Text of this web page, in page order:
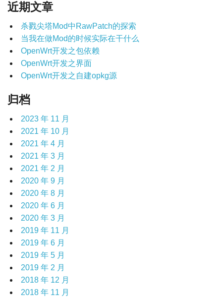
近期文章
杀戮尖塔Mod中RawPatch的探索
当我在做Mod的时候实际在干什么
OpenWrt开发之包依赖
OpenWrt开发之界面
OpenWrt开发之自建opkg源
归档
2023 年 11 月
2021 年 10 月
2021 年 4 月
2021 年 3 月
2021 年 2 月
2020 年 9 月
2020 年 8 月
2020 年 6 月
2020 年 3 月
2019 年 11 月
2019 年 6 月
2019 年 5 月
2019 年 2 月
2018 年 12 月
2018 年 11 月